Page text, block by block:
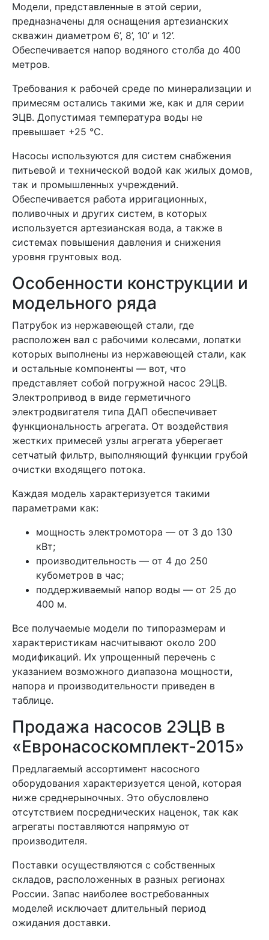
Модели, представленные в этой серии,
предназначены для оснащения артезианских
скважин диаметром 6’, 8’, 10’ и 12’.
Обеспечивается напор водяного столба до 400
метров.
Требования к рабочей среде по минерализации и
примесям остались такими же, как и для серии
ЭЦВ. Допустимая температура воды не
превышает +25 °C.
Насосы используются для систем снабжения
питьевой и технической водой как жилых домов,
так и промышленных учреждений.
Обеспечивается работа ирригационных,
поливочных и других систем, в которых
используется артезианская вода, а также в
системах повышения давления и снижения
уровня грунтовых вод.
Особенности конструкции и
модельного ряда
Патрубок из нержавеющей стали, где
расположен вал с рабочими колесами, лопатки
которых выполнены из нержавеющей стали, как
и остальные компоненты — вот, что
представляет собой погружной насос 2ЭЦВ.
Электропривод в виде герметичного
электродвигателя типа ДАП обеспечивает
функциональность агрегата. От воздействия
жестких примесей узлы агрегата уберегает
сетчатый фильтр, выполняющий функции грубой
очистки входящего потока.
Каждая модель характеризуется такими
параметрами как:
мощность электромотора — от 3 до 130
кВт;
производительность — от 4 до 250
кубометров в час;
поддерживаемый напор воды — от 25 до
400 м.
Все получаемые модели по типоразмерам и
характеристикам насчитывают около 200
модификаций. Их упрощенный перечень с
указанием возможного диапазона мощности,
напора и производительности приведен в
таблице.
Продажа насосов 2ЭЦВ в
«Евронасоскомплект-2015»
Предлагаемый ассортимент насосного
оборудования характеризуется ценой, которая
ниже среднерыночных. Это обусловлено
отсутствием посреднических наценок, так как
агрегаты поставляются напрямую от
производителя.
Поставки осуществляются с собственных
складов, расположенных в разных регионах
России. Запас наиболее востребованных
моделей исключает длительный период
ожидания доставки.